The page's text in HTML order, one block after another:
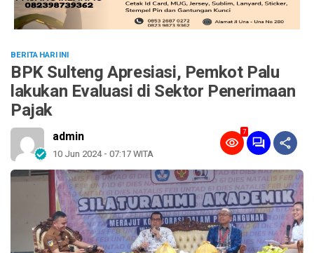
BERITA HARI INI
BPK Sulteng Apresiasi, Pemkot Palu
lakukan Evaluasi di Sektor Penerimaan
Pajak
admin
10 Jun 2024 - 07:17 WITA
7